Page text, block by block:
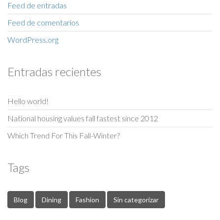
Feed de entradas
Feed de comentarios
WordPress.org
Entradas recientes
Hello world!
National housing values fall fastest since 2012
Which Trend For This Fall-Winter?
Tags
Blog Dining Fashion Sin categorizar